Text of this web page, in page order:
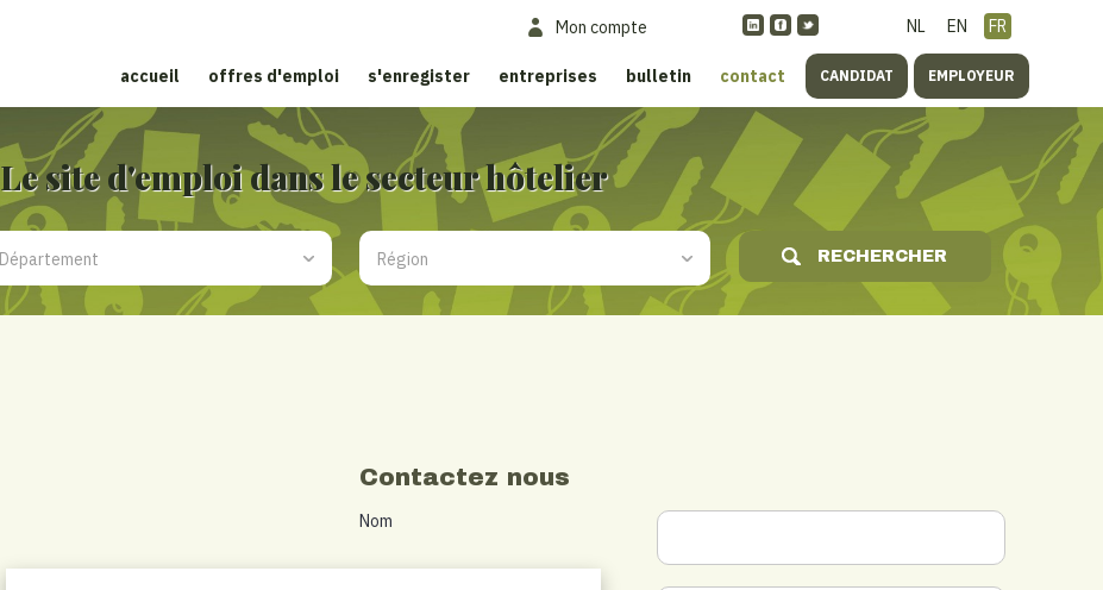
NL EN FR
Mon compte
accueil offres d'emploi s'enregister entreprises bulletin contact CANDIDAT EMPLOYEUR
Le site d'emploi dans le secteur hôtelier
RECHERCHER
Contactez nous
Leave
this
EMPTY!
Nom